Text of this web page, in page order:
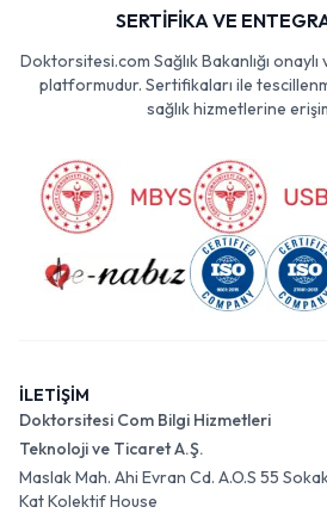
SERTİFİKA VE
Doktorsitesi.com Sağlık Bakanlığı
platformudur. Sertifikaları ile
sağlık hizmetlerine
İLETİŞİM
Doktorsitesi Com Bilgi Hizmetleri
Teknoloji ve Ticaret A.Ş.
Maslak Mah. Ahi Evran Cd. A.O.S 55
Kat Kolektif House